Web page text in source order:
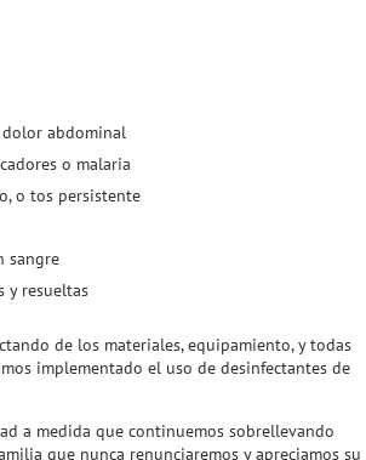
dolor abdominal
o malaria
o tos persistente
sangre
y resueltas
de los materiales, equipamiento, y todas
implementado el uso de desinfectantes de
a medida que continuemos sobrellevando
que nunca renunciaremos y apreciamos su